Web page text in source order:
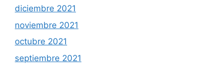
diciembre 2021
noviembre 2021
octubre 2021
septiembre 2021